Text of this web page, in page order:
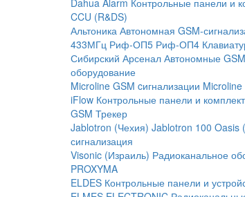
Dahua Alarm Контрольные панели и
CCU (R&DS)
Альтоника Автономная GSM-
433МГц Риф-ОП5 Риф-ОП4
Сибирский Арсенал Автономные
оборудование
Microline GSM cигнализации Microline
iFlow Контрольные панели и
GSM Трекер
Jablotron (Чехия) Jablotron 100 Oasis
сигнализация
Visonic (Израиль) Радиоканальное
PROXYMA
ELDES Контрольные панели и